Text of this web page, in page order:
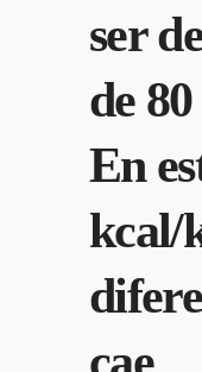
ser
de
En